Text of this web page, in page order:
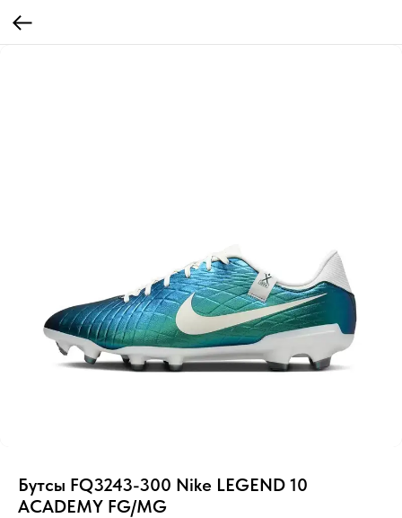
Бутсы FQ3243-300 Nike LEGEND 10
ACADEMY FG/MG